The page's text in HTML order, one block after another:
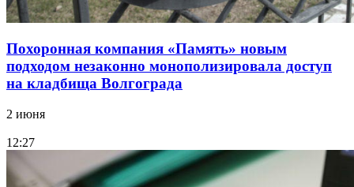
Похоронная компания «Память» новым
подходом незаконно монополизировала доступ
на кладбища Волгограда
2 июня
12:27